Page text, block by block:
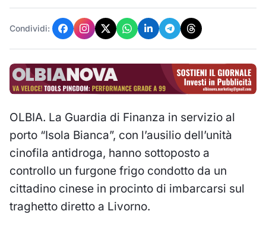
Condividi:
OLBIA. La Guardia di Finanza in servizio al
porto “Isola Bianca”, con l’ausilio dell’unità
cinofila antidroga, hanno sottoposto a
controllo un furgone frigo condotto da un
cittadino cinese in procinto di imbarcarsi sul
traghetto diretto a Livorno.